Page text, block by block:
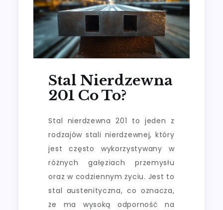
Stal Nierdzewna
201 Co To?
Stal nierdzewna 201 to jeden z
rodzajów stali nierdzewnej, który
jest często wykorzystywany w
różnych gałęziach przemysłu
oraz w codziennym życiu. Jest to
stal austenityczna, co oznacza,
że ma wysoką odporność na